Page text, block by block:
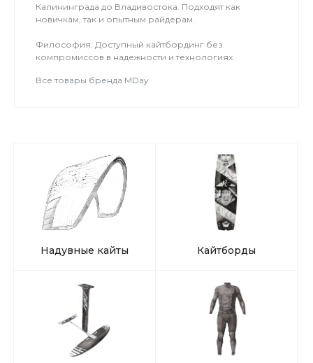
Калининграда до Владивостока. Подходят как
новичкам, так и опытным райдерам.
Философия: Доступный кайтбординг без
компромиссов в надежности и технологиях.
Все товары бренда MDay
Надувные кайты Кайтборды